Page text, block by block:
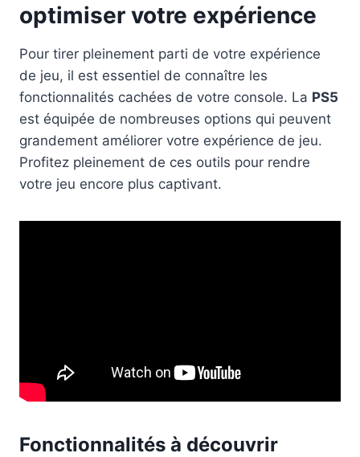
optimiser votre expérience
Pour tirer pleinement parti de votre expérience
de jeu, il est essentiel de connaître les
fonctionnalités cachées de votre console. La PS5
est équipée de nombreuses options qui peuvent
grandement améliorer votre expérience de jeu.
Profitez pleinement de ces outils pour rendre
votre jeu encore plus captivant.
Fonctionnalités à découvrir